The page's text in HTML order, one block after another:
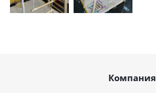
Компания